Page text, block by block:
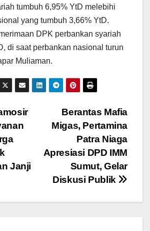
tumbuh 6,95% YtD melebihi
yang tumbuh 3,66% YtD.
DPK perbankan syariah
di saat perbankan nasional turun
Muliaman.
Berantas Mafia
Migas, Pertamina
Patra Niaga
Apresiasi DPD IMM
Sumut, Gelar
Diskusi Publik
Janji